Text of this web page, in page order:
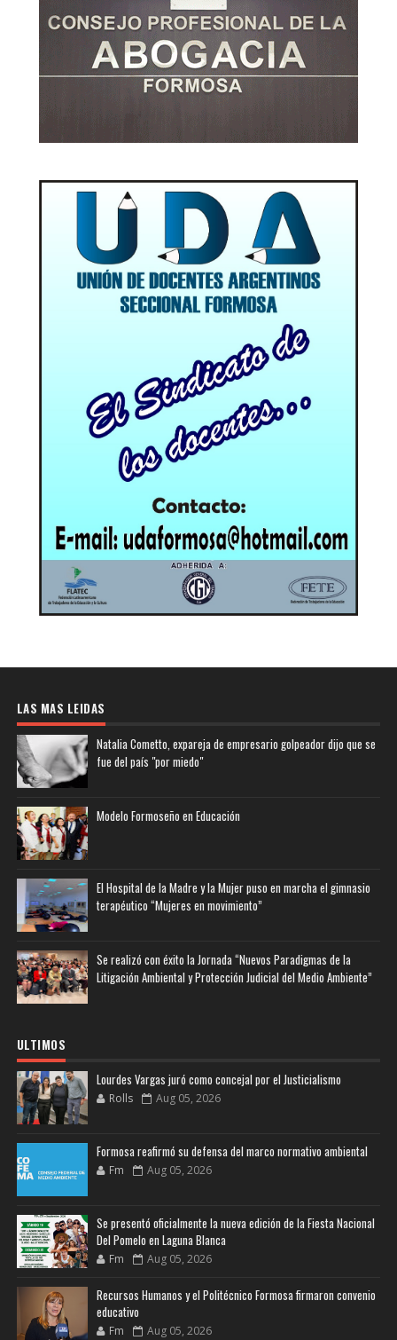
LAS MAS LEIDAS
Natalia Cometto, expareja de empresario golpeador dijo que se
fue del país "por miedo"
Modelo Formoseño en Educación
El Hospital de la Madre y la Mujer puso en marcha el gimnasio
terapéutico “Mujeres en movimiento”
Se realizó con éxito la Jornada “Nuevos Paradigmas de la
Litigación Ambiental y Protección Judicial del Medio Ambiente”
ULTIMOS
Lourdes Vargas juró como concejal por el Justicialismo
Rolls Aug 05, 2026
Formosa reafirmó su defensa del marco normativo ambiental
Fm Aug 05, 2026
Se presentó oficialmente la nueva edición de la Fiesta Nacional
Del Pomelo en Laguna Blanca
Fm Aug 05, 2026
Recursos Humanos y el Politécnico Formosa firmaron convenio
educativo
Fm Aug 05, 2026